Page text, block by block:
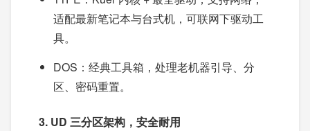
适配最新笔记本与台式机，可联网下驱动工
具。
DOS：经典工具箱，处理老机器引导、分
区、密码重置。
3. UD 三分区架构，安全耐用